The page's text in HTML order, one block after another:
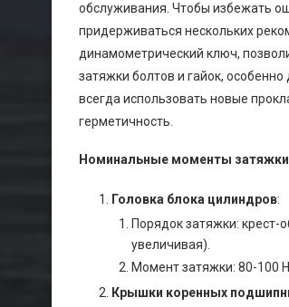
обслуживания. Чтобы избежать
придерживаться нескольких
динамометрический ключ,
затяжки болтов и гайок,
всегда использовать новые
герметичность.
Номинальные моменты затяжки
Головка блока цилиндров:
Порядок затяжки: крест-
увеличивая).
Момент затяжки: 80-100
Крышки коренных